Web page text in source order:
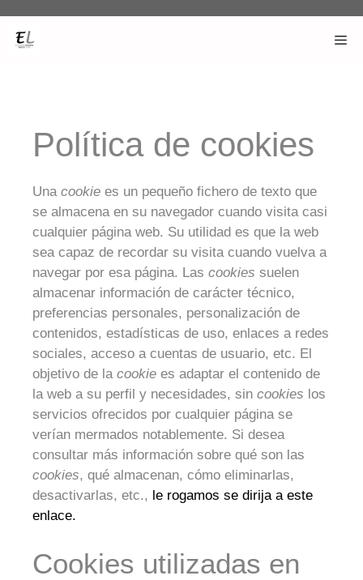
Política de cookies
Una cookie es un pequeño fichero de texto que
se almacena en su navegador cuando visita casi
cualquier página web. Su utilidad es que la web
sea capaz de recordar su visita cuando vuelva a
navegar por esa página. Las cookies suelen
almacenar información de carácter técnico,
preferencias personales, personalización de
contenidos, estadísticas de uso, enlaces a redes
sociales, acceso a cuentas de usuario, etc. El
objetivo de la cookie es adaptar el contenido de
la web a su perfil y necesidades, sin cookies los
servicios ofrecidos por cualquier página se
verían mermados notablemente. Si desea
consultar más información sobre qué son las
cookies, qué almacenan, cómo eliminarlas,
desactivarlas, etc., le rogamos se dirija a este
enlace.
Cookies utilizadas en